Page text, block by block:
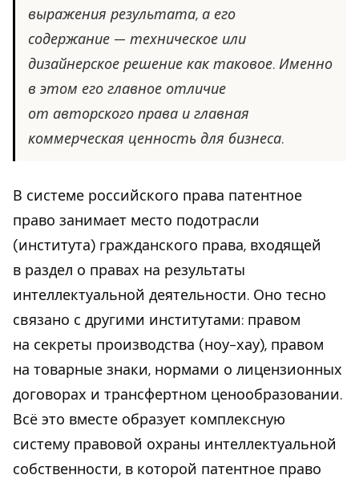
выражения результата, а его
содержание — техническое или
дизайнерское решение как таковое. Именно
в этом его главное отличие
от авторского права и главная
коммерческая ценность для бизнеса.
В системе российского права патентное
право занимает место подотрасли
(института) гражданского права, входящей
в раздел о правах на результаты
интеллектуальной деятельности. Оно тесно
связано с другими институтами: правом
на секреты производства (ноу-хау), правом
на товарные знаки, нормами о лицензионных
договорах и трансфертном ценообразовании.
Всё это вместе образует комплексную
систему правовой охраны интеллектуальной
собственности, в которой патентное право